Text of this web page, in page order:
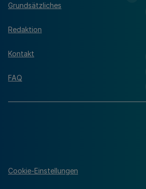
Grundsätzliches
Redaktion
Kontakt
FAQ
Cookie-Einstellungen